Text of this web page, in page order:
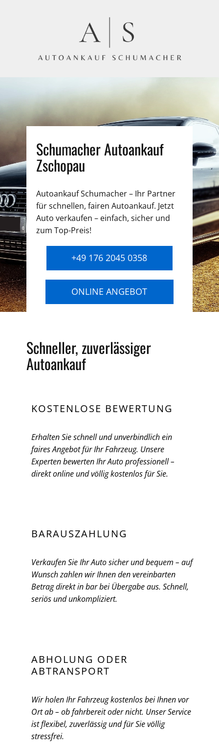
Schumacher Autoankauf
Zschopau
Autoankauf Schumacher – Ihr Partner
für schnellen, fairen Autoankauf. Jetzt
Auto verkaufen – einfach, sicher und
zum Top-Preis!
+49 176 2045 0358
ONLINE ANGEBOT
Schneller, zuverlässiger
Autoankauf
KOSTENLOSE BEWERTUNG
Erhalten Sie schnell und unverbindlich ein
faires Angebot für Ihr Fahrzeug. Unsere
Experten bewerten Ihr Auto professionell –
direkt online und völlig kostenlos für Sie.
BARAUSZAHLUNG
Verkaufen Sie Ihr Auto sicher und bequem – auf
Wunsch zahlen wir Ihnen den vereinbarten
Betrag direkt in bar bei Übergabe aus. Schnell,
seriös und unkompliziert.
ABHOLUNG ODER
ABTRANSPORT
Wir holen Ihr Fahrzeug kostenlos bei Ihnen vor
Ort ab – ob fahrbereit oder nicht. Unser Service
ist flexibel, zuverlässig und für Sie völlig
stressfrei.